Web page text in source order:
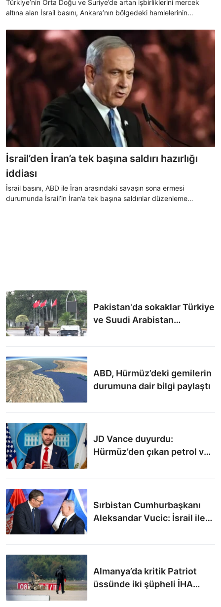
Türkiye’nin Orta Doğu ve Suriye’de artan işbirliklerini mercek
altına alan İsrail basını, Ankara’nın bölgedeki hamlelerinin
İsrail’den İran’a tek başına saldırı hazırlığı
iddiası
İsrail basını, ABD ile İran arasındaki savaşın sona ermesi
durumunda İsrail’in İran’a tek başına saldırılar düzenleme
Pakistan'da sokaklar Türkiye
ve Suudi Arabistan
ABD, Hürmüz’deki gemilerin
durumuna dair bilgi paylaştı
JD Vance duyurdu:
Hürmüz’den çıkan petrol ve
Sırbistan Cumhurbaşkanı
Aleksandar Vucic: İsrail ile
Almanya’da kritik Patriot
üssünde iki şüpheli İHA